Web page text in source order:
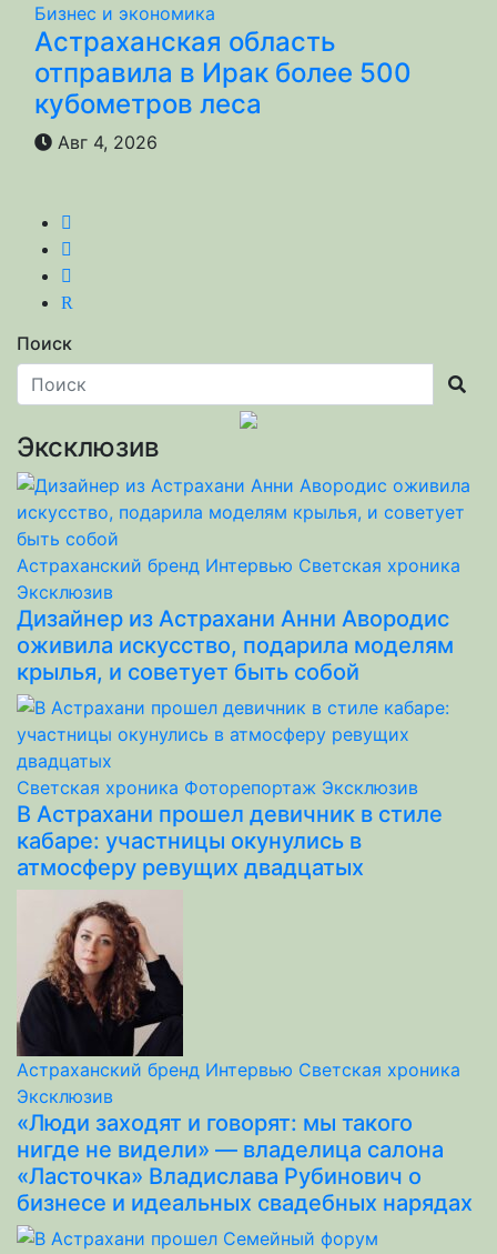
Бизнес и экономика
Астраханская область
отправила в Ирак более 500
кубометров леса
Авг 4, 2026
R
Поиск
Эксклюзив
Астраханский бренд Интервью Светская хроника
Эксклюзив
Дизайнер из Астрахани Анни Авородис
оживила искусство, подарила моделям
крылья, и советует быть собой
Светская хроника Фоторепортаж Эксклюзив
В Астрахани прошел девичник в стиле
кабаре: участницы окунулись в
атмосферу ревущих двадцатых
Астраханский бренд Интервью Светская хроника
Эксклюзив
«Люди заходят и говорят: мы такого
нигде не видели» — владелица салона
«Ласточка» Владислава Рубинович о
бизнесе и идеальных свадебных нарядах